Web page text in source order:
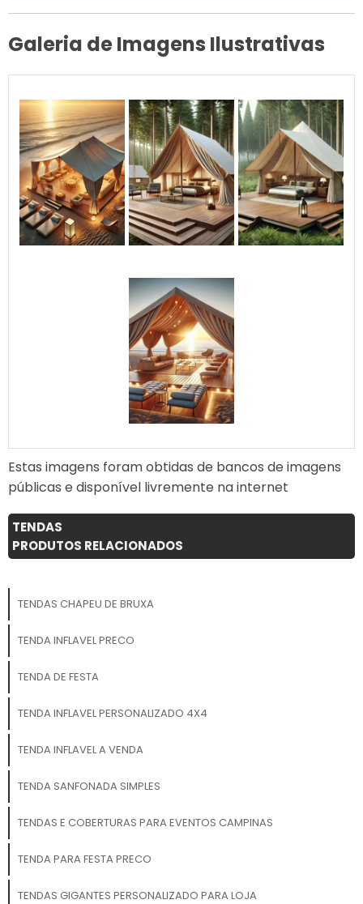
Galeria de Imagens Ilustrativas
Estas imagens foram obtidas de bancos de imagens
públicas e disponível livremente na internet
TENDAS
PRODUTOS RELACIONADOS
TENDAS CHAPEU DE BRUXA
TENDA INFLAVEL PRECO
TENDA DE FESTA
TENDA INFLAVEL PERSONALIZADO 4X4
TENDA INFLAVEL A VENDA
TENDA SANFONADA SIMPLES
TENDAS E COBERTURAS PARA EVENTOS CAMPINAS
TENDA PARA FESTA PRECO
TENDAS GIGANTES PERSONALIZADO PARA LOJA